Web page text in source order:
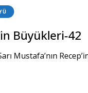
Büyükleri-42
Mustafa’nın